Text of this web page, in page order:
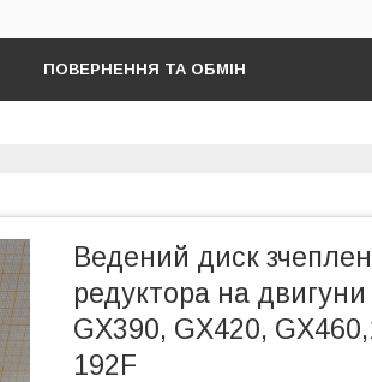
ПОВЕРНЕННЯ ТА ОБМІН
Ведений диск
редуктора на двигуни
GX390, GX420,
192F